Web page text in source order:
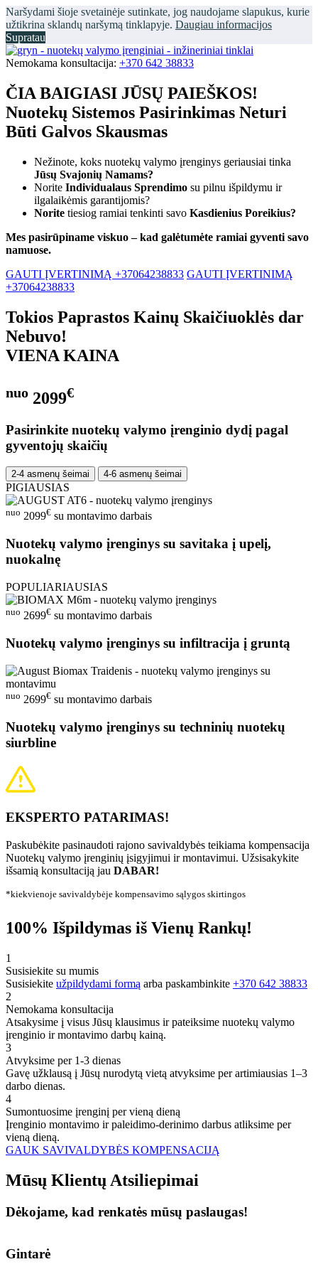
Naršydami šioje svetainėje sutinkate, jog naudojame slapukus, kurie
užtikrina sklandų naršymą tinklapyje. Daugiau informacijos
Supratau
Nemokama konsultacija: +370 642 38833
ČIA BAIGIASI JŪSŲ PAIEŠKOS!
Nuotekų Sistemos Pasirinkimas Neturi
Būti Galvos Skausmas
Nežinote, koks nuotekų valymo įrenginys geriausiai tinka
Jūsų Svajonių Namams?
Norite Individualaus Sprendimo su pilnu išpildymu ir
ilgalaikėmis garantijomis?
Norite tiesiog ramiai tenkinti savo Kasdienius Poreikius?
Mes pasirūpiname viskuo – kad galėtumėte ramiai gyventi savo
namuose.
GAUTI ĮVERTINIMĄ +37064238833 GAUTI ĮVERTINIMĄ
+37064238833
Tokios Paprastos Kainų Skaičiuoklės dar
Nebuvo!
VIENA KAINA
nuo 2099€
Pasirinkite nuotekų valymo įrenginio dydį pagal
gyventojų skaičių
2-4 asmenų šeimai 4-6 asmenų šeimai
PIGIAUSIAS
nuo 2099€ su montavimo darbais
Nuotekų valymo įrenginys su savitaka į upelį,
nuokalnę
POPULIARIAUSIAS
nuo 2699€ su montavimo darbais
Nuotekų valymo įrenginys su infiltracija į gruntą
nuo 2699€ su montavimo darbais
Nuotekų valymo įrenginys su techninių nuotekų
siurbline
EKSPERTO PATARIMAS!
Paskubėkite pasinaudoti rajono savivaldybės teikiama kompensacija
Nuotekų valymo įrenginių įsigyjimui ir montavimui. Užsisakykite
išsamią konsultaciją jau DABAR!
*kiekvienoje savivaldybėje kompensavimo sąlygos skirtingos
100% Išpildymas iš Vienų Rankų!
1
Susisiekite su mumis
Susisiekite užpildydami formą arba paskambinkite +370 642 38833
2
Nemokama konsultacija
Atsakysime į visus Jūsų klausimus ir pateiksime nuotekų valymo
įrenginio ir montavimo darbų kainą.
3
Atvyksime per 1-3 dienas
Gavę užklausą į Jūsų nurodytą vietą atvyksime per artimiausias 1–3
darbo dienas.
4
Sumontuosime įrenginį per vieną dieną
Įrenginio montavimo ir paleidimo-derinimo darbus atliksime per
vieną dieną.
GAUK SAVIVALDYBĖS KOMPENSACIJĄ
Mūsų Klientų Atsiliepimai
Dėkojame, kad renkatės mūsų paslaugas!
Gintarė